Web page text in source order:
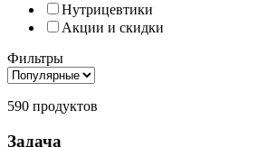
Нутрицевтики
Акции и скидки
Фильтры
590 продуктов
Задача